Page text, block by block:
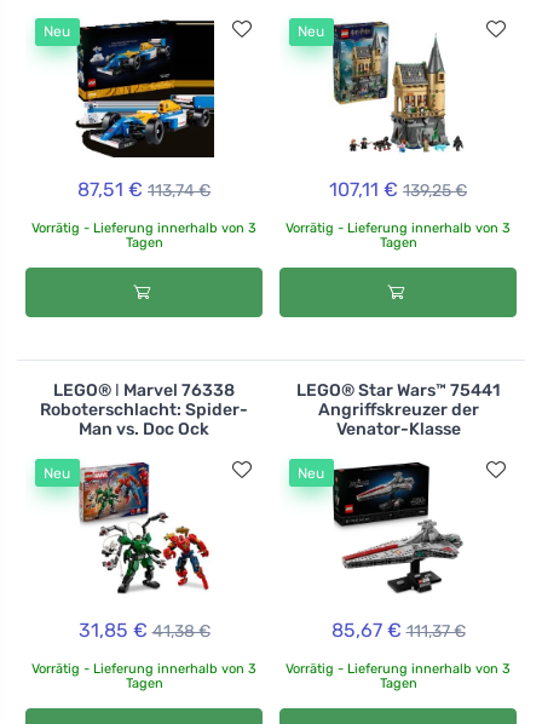
Neu
87,51 € 113,74 €
Vorrätig - Lieferung innerhalb von 3
Tagen
Neu
107,11 € 139,25 €
Vorrätig - Lieferung innerhalb von 3
Tagen
LEGO® ǀ Marvel 76338
Roboterschlacht: Spider-
Man vs. Doc Ock
Neu
31,85 € 41,38 €
Vorrätig - Lieferung innerhalb von 3
Tagen
LEGO® Star Wars™ 75441
Angriffskreuzer der
Venator-Klasse
Neu
85,67 € 111,37 €
Vorrätig - Lieferung innerhalb von 3
Tagen